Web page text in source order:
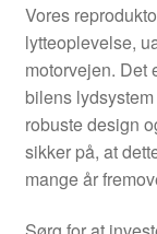
Min Konto
Om os
Privatlivspolitik
Vores
lytteoplevelse,
motorvejen. Det
bilens
robuste design
sikker på, at
mange år